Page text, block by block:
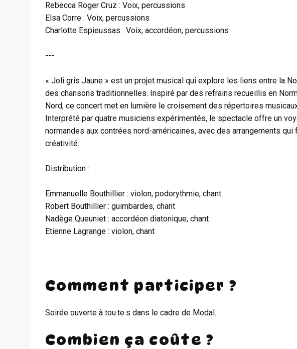
Rebecca Roger Cruz : Voix, percussions
Elsa Corre : Voix, percussions
Charlotte Espieussas : Voix, accordéon, percussions
---
« Joli gris Jaune » est un projet musical qui explore les liens entre la
des chansons traditionnelles. Inspiré par des refrains recueillis en
Nord, ce concert met en lumière le croisement des répertoires
Interprété par quatre musiciens expérimentés, le spectacle offre un
normandes aux contrées nord-américaines, avec des arrangements
créativité.
Distribution :
Emmanuelle Bouthillier : violon, podorythmie, chant
Robert Bouthillier : guimbardes, chant
Nadège Queuniet : accordéon diatonique, chant
Etienne Lagrange : violon, chant
Comment participer ?
Soirée ouverte à tou·te·s dans le cadre de Modal.
Combien ça coûte ?